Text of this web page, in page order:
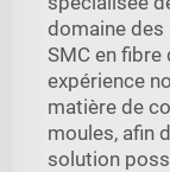
domaine
SMC en fibre
expérience
matière de
moules, afin
solution